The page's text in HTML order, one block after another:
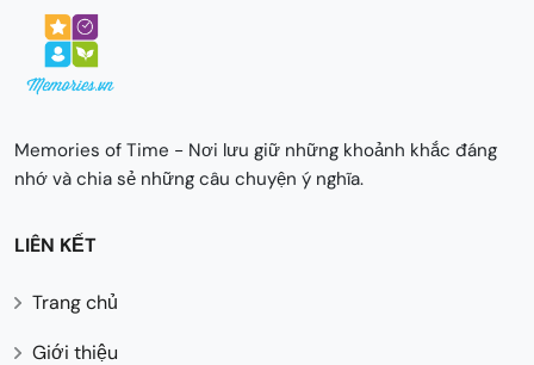
Memories of Time - Nơi lưu giữ những khoảnh khắc đáng
nhớ và chia sẻ những câu chuyện ý nghĩa.
LIÊN KẾT
Trang chủ
Giới thiệu